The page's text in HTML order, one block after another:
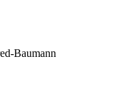
Baumann